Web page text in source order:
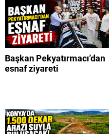
Başkan Pekyatırmacı’dan
esnaf ziyareti